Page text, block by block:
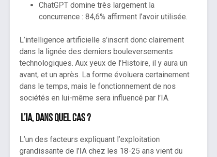
ChatGPT domine très largement la
concurrence : 84,6% affirment l’avoir utilisée.
L’intelligence artificielle s’inscrit donc clairement
dans la lignée des derniers bouleversements
technologiques. Aux yeux de l’Histoire, il y aura un
avant, et un après. La forme évoluera certainement
dans le temps, mais le fonctionnement de nos
sociétés en lui-même sera influencé par l’IA.
L’IA, dans quel cas ?
L’un des facteurs expliquant l’exploitation
grandissante de l’IA chez les 18-25 ans vient du